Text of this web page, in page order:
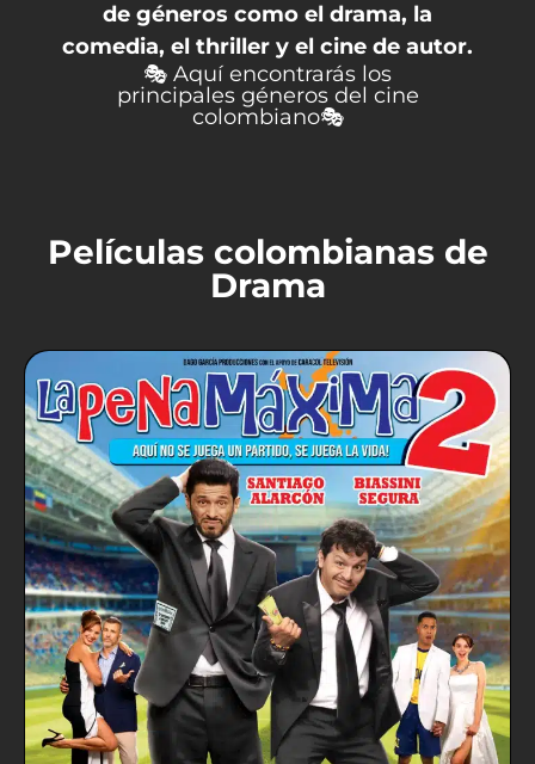
de géneros como el drama, la
comedia, el thriller y el cine de autor.
🎭 Aquí encontrarás los
principales géneros del cine
colombiano🎭
Películas colombianas de
Drama